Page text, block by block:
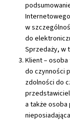
w
do
Sprzedaży, w
Klient –
do czynności
zdolności do
a także